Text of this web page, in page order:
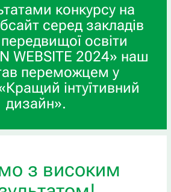
конкурсу на
серед закладів
освіти
WEBSITE 2024» наш
переможцем у
інтуїтивний
дизайн».
з високим